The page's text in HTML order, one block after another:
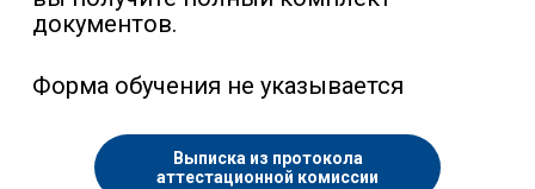
документов.
Форма обучения не указывается
Выписка из протокола
аттестационной комиссии